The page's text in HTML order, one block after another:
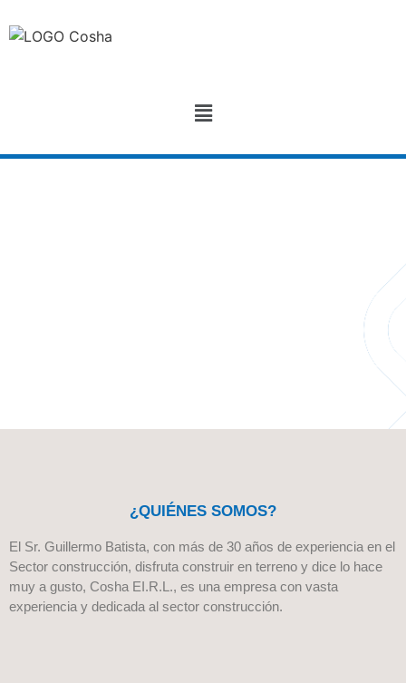
¿QUIÉNES SOMOS?
El Sr. Guillermo Batista, con más de 30 años de experiencia en el
Sector construcción, disfruta construir en terreno y dice lo hace
muy a gusto, Cosha EI.R.L., es una empresa con vasta
experiencia y dedicada al sector construcción.